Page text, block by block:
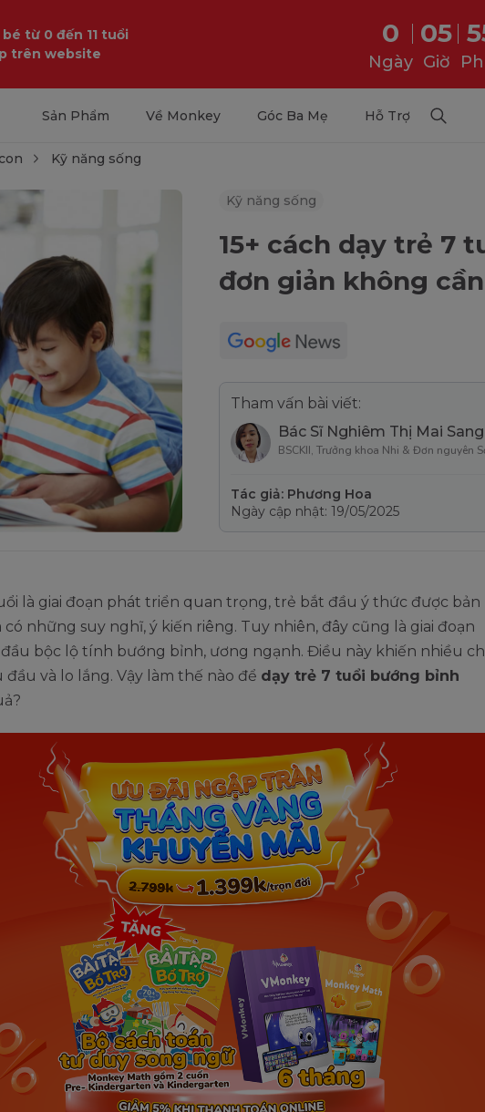
từ 0 đến 11 tuổi
trên website
0
Ngày
05
Giờ
Sản Phẩm Về Monkey Góc Ba Mẹ Hỗ Trợ
Kỹ năng sống
Kỹ năng sống
15+ cách dạy trẻ 7
đơn giản không
Tham vấn bài viết:
Bác Sĩ Nghiêm Thị Mai Sang
BSCKII, Trưởng khoa Nhi & Đơn nguyên
Tác giả: Phương Hoa
Ngày cập nhật: 19/05/2025
là giai đoạn phát triển quan trọng, trẻ bắt đầu ý thức được bản
có những suy nghĩ, ý kiến riêng. Tuy nhiên, đây cũng là giai đoạn
bộc lộ tính bướng bỉnh, ương ngạnh. Điều này khiến nhiều
đầu và lo lắng. Vậy làm thế nào để dạy trẻ 7 tuổi bướng bỉnh